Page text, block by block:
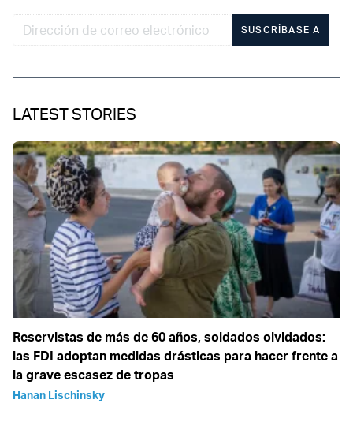
SUSCRÍBASE A
LATEST STORIES
Reservistas de más de 60 años, soldados olvidados:
las FDI adoptan medidas drásticas para hacer frente a
la grave escasez de tropas
Hanan Lischinsky